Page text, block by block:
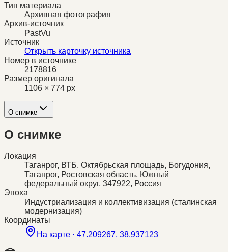
Тип материала
Архивная фотография
Архив-источник
PastVu
Источник
Открыть карточку источника
Номер в источнике
2178816
Размер оригинала
1106 × 774 px
О снимке
О снимке
Локация
Таганрог, ВТБ, Октябрьская площадь, Богудония,
Таганрог, Ростовская область, Южный
федеральный округ, 347922, Россия
Эпоха
Индустриализация и коллективизация (сталинская
модернизация)
Координаты
На карте · 47.209267, 38.937123